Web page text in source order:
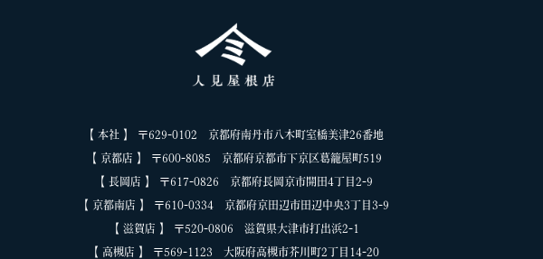
【 本社 】 〒629-0102 京都府南丹市八木町室橋美津26番地
【 京都店 】 〒600-8085 京都府京都市下京区葛籠屋町519
【 長岡店 】 〒617-0826 京都府長岡京市開田4丁目2-9
【 京都南店 】 〒610-0334 京都府京田辺市田辺中央3丁目3-9
【 滋賀店 】 〒520-0806 滋賀県大津市打出浜2-1
【 高槻店 】 〒569-1123 大阪府高槻市芥川町2丁目14-20